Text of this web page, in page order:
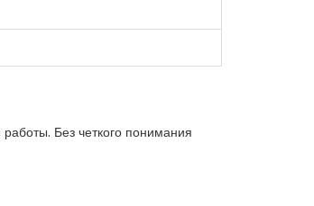
Без четкого понимания